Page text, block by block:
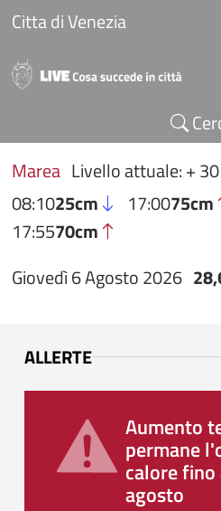
Salta al contenuto principale
Citta di Venezia
Marea Livello attuale: +
08:1025cm 17:0075cm
17:5570cm
Giovedì 6 Agosto 2026
ALLERTE
Aumento
permane
calore fino
agosto